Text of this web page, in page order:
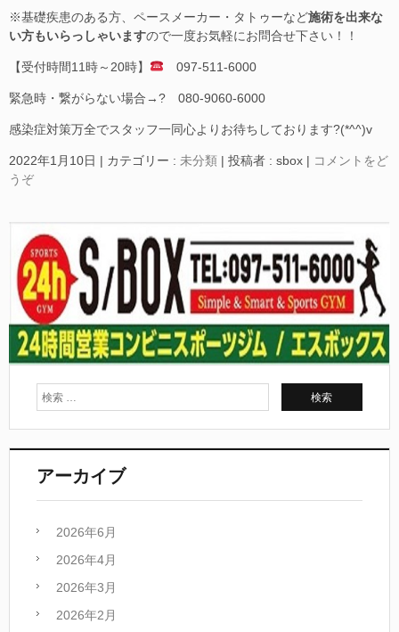
※基礎疾患のある方、ペースメーカー・タトゥーなど施術を出来な
い方もいらっしゃいますので一度お気軽にお問合せ下さい！！
【受付時間11時～20時】 097-511-6000
緊急時・繋がらない場合→? 080-9060-6000
感染症対策万全でスタッフ一同心よりお待ちしております?(*^^)v
2022年1月10日 | カテゴリー : 未分類 | 投稿者 : sbox | コメントをど
うぞ
アーカイブ
2026年6月
2026年4月
2026年3月
2026年2月